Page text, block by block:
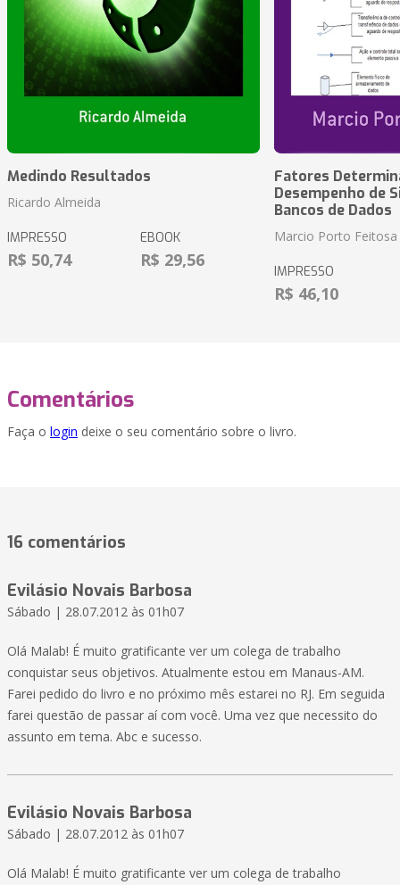
Medindo Resultados
Ricardo Almeida
IMPRESSO
R$ 50,74
EBOOK
R$ 29,56
Fatores
Desempenho de
Bancos de Dados
Marcio Porto Feitosa
IMPRESSO
R$ 46,10
Comentários
Faça o login deixe o seu comentário sobre o livro.
16 comentários
Evilásio Novais Barbosa
Sábado | 28.07.2012 às 01h07
Olá Malab! É muito gratificante ver um colega de trabalho
conquistar seus objetivos. Atualmente estou em Manaus-AM.
Farei pedido do livro e no próximo mês estarei no RJ. Em seguida
farei questão de passar aí com você. Uma vez que necessito do
assunto em tema. Abc e sucesso.
Evilásio Novais Barbosa
Sábado | 28.07.2012 às 01h07
Olá Malab! É muito gratificante ver um colega de trabalho